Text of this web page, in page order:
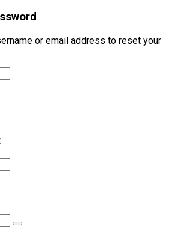
or email address to reset your